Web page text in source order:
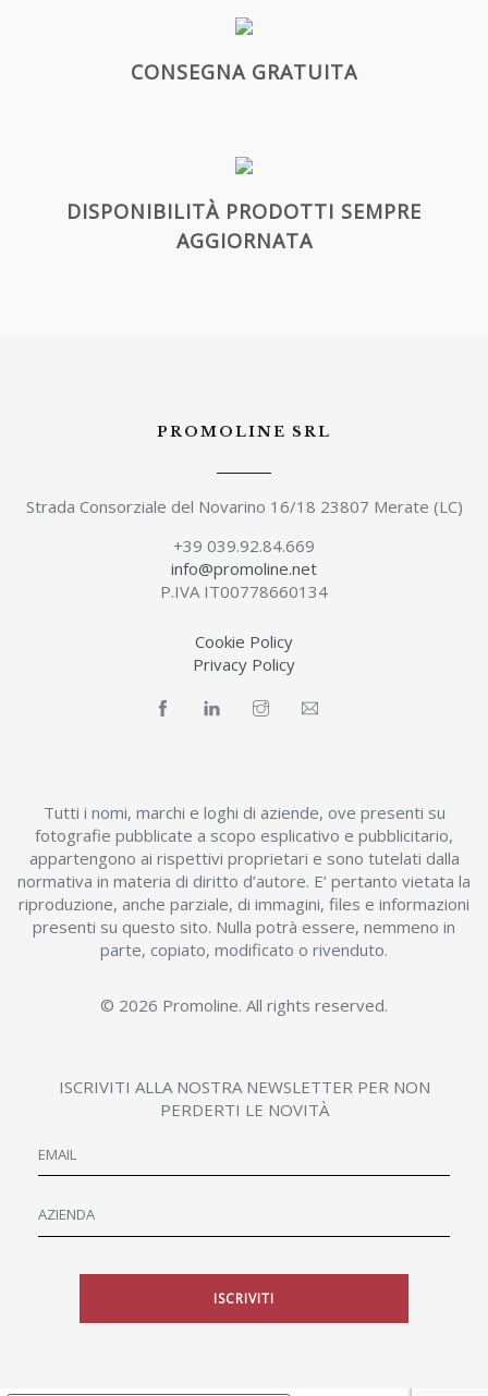
CONSEGNA GRATUITA
DISPONIBILITÀ PRODOTTI SEMPRE
AGGIORNATA
PROMOLINE SRL
Strada Consorziale del Novarino 16/18 23807 Merate (LC)
+39 039.92.84.669
info@promoline.net
P.IVA IT00778660134
Cookie Policy
Privacy Policy
Tutti i nomi, marchi e loghi di aziende, ove presenti su
fotografie pubblicate a scopo esplicativo e pubblicitario,
appartengono ai rispettivi proprietari e sono tutelati dalla
normativa in materia di diritto d’autore. E’ pertanto vietata la
riproduzione, anche parziale, di immagini, files e informazioni
presenti su questo sito. Nulla potrà essere, nemmeno in
parte, copiato, modificato o rivenduto.
© 2026 Promoline. All rights reserved.
ISCRIVITI ALLA NOSTRA NEWSLETTER PER NON
PERDERTI LE NOVITÀ
ISCRIVITI